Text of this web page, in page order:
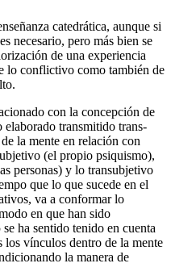
catedrática, aunque si
necesario, pero más bien se
de una experiencia
lo conflictivo como también de
con la concepción de
transmitido trans-
la mente en relación con
(el propio psiquismo),
personas) y lo transubjetivo
que lo que sucede en el
va a conformar lo
en que han sido
ha sentido tenido en cuenta
los vínculos dentro de la mente
la manera de